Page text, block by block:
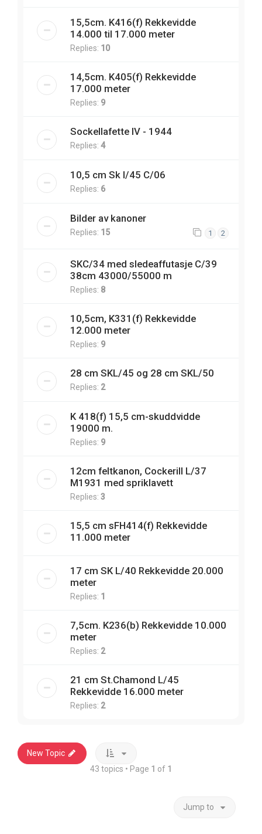
15,5cm. K416(f) Rekkevidde
14.000 til 17.000 meter
Replies: 10
14,5cm. K405(f) Rekkevidde
17.000 meter
Replies: 9
Sockellafette IV - 1944
Replies: 4
10,5 cm Sk l/45 C/06
Replies: 6
Bilder av kanoner
Replies: 15 1 2
SKC/34 med sledeaffutasje C/39
38cm 43000/55000 m
Replies: 8
10,5cm, K331(f) Rekkevidde
12.000 meter
Replies: 9
28 cm SKL/45 og 28 cm SKL/50
Replies: 2
K 418(f) 15,5 cm-skuddvidde
19000 m.
Replies: 9
12cm feltkanon, Cockerill L/37
M1931 med spriklavett
Replies: 3
15,5 cm sFH414(f) Rekkevidde
11.000 meter
17 cm SK L/40 Rekkevidde 20.000
meter
Replies: 1
7,5cm. K236(b) Rekkevidde 10.000
meter
Replies: 2
21 cm St.Chamond L/45
Rekkevidde 16.000 meter
Replies: 2
New Topic
43 topics • Page 1 of 1
Jump to